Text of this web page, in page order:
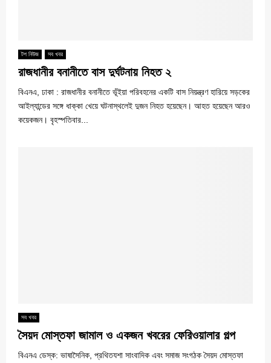
টপ নিউজ সব খবর
রাজধানীর বনানীতে বাস দুর্ঘটনায় নিহত ২
বিএনএ, ঢাকা : ‎রাজধানীর বনানীতে ভূঁইয়া পরিবহনের একটি বাস নিয়ন্ত্রণ হারিয়ে সড়কের
আইল্যান্ডের সঙ্গে ধাক্কা খেয়ে ঘটনাস্থলেই দুজন নিহত হয়েছেন। আহত হয়েছেন আরও
কয়েকজন। বৃহস্পতিবার...
সব খবর
সৈয়দ মোস্তফা জামাল ও একজন খবরের ফেরিওয়ালার গল্প
বিএনএ ডেস্ক: ভাষাসৈনিক, প্রথিতযশা সাংবাদিক এবং সমাজ সংগঠক সৈয়দ মোস্তফা